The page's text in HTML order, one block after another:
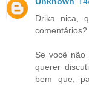
Drika nica,
comentários?
Se você
querer
bem que,